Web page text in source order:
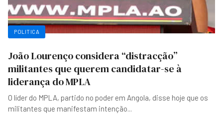
POLITICA
João Lourenço considera “distracção”
militantes que querem candidatar-se à
liderança do MPLA
O líder do MPLA, partido no poder em Angola, disse hoje que os
militantes que manifestam intenção...